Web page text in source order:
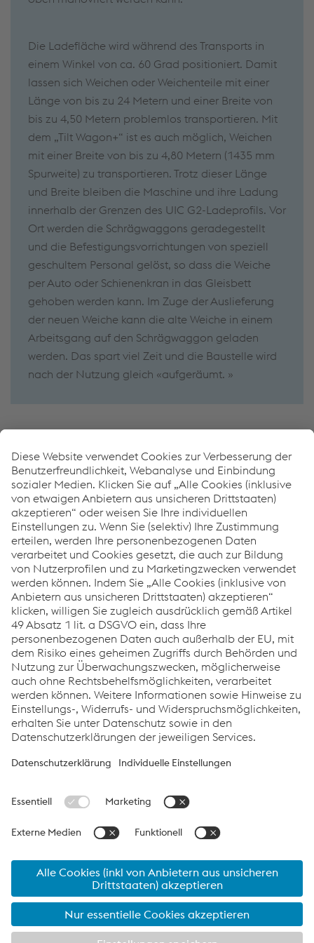
Die Ladefläche wird während des Transports in
einem Winkel von ca. 60 Grad positioniert. Damit
lassen sich Weichen oder Weichenteile mit einer
Länge von bis zu 24 Metern und einer Breite von
bis zu 4,50 Metern problemlos transportieren. Mit
dem „Tilt Wagon+“ ist es auch möglich, Weichen
mit einer Breite von bis zu 4,80 Metern (1435 mm
Spurweite) zu transportieren. Trotz dieser Länge
und Breite bleiben die Maschine und ihre Ladung
innerhalb der Grenzen des UIC G2-Ladeprofils. Vor
Ort werden die Schrägwaggons geradegestellt
und die Befestigungsvorrichtungen von speziell
geschultem Personal gelöst, so dass die Weiche
per Auto oder Schienenkran in das Gleisbett
gehoben werden kann. Im Zuge der Auslieferung
der neuen Weiche kann die alte Weiche in einem
Arbeitsgang auf den Schrägwaggon geladen
werden. Das spart viel Zeit und die Baustelle wird
nach der Nutzung gleich «aufgeräumt. »
Wie können wir Ihnen helfen?
Wenn Sie Fragen haben oder zusätzliche Informationen
benötigen, können Sie sich gerne jederzeit an uns
wenden.
Wir helfen Ihnen gerne weiter!
KONTAKTIEREN SIE UNS
Links
Start - Lieferung, Logistik & Erstinbetriebnahme
Links
Systemlösungen
Karriere
Compliance
Verhaltenskodex
AGBs
Cookie-Einstellungen
Seite drucken